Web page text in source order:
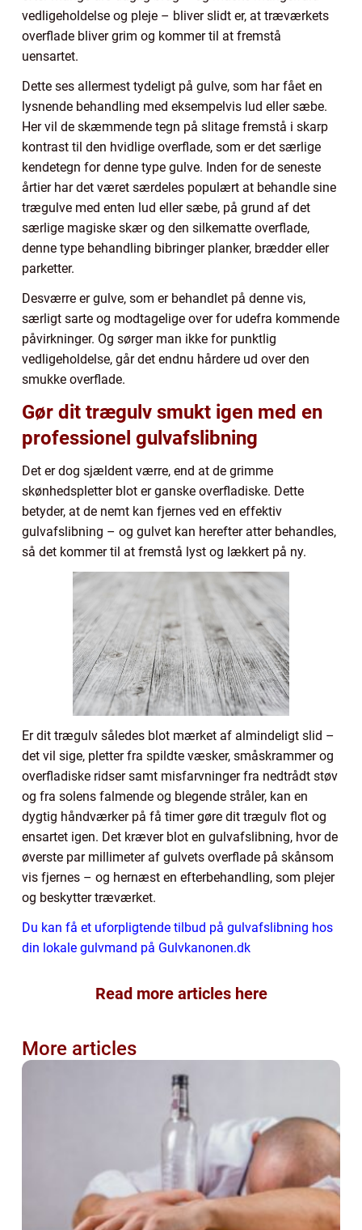
vedligeholdelse og pleje – bliver slidt er, at træværkets
overflade bliver grim og kommer til at fremstå
uensartet.
Dette ses allermest tydeligt på gulve, som har fået en
lysnende behandling med eksempelvis lud eller sæbe.
Her vil de skæmmende tegn på slitage fremstå i skarp
kontrast til den hvidlige overflade, som er det særlige
kendetegn for denne type gulve. Inden for de seneste
årtier har det været særdeles populært at behandle sine
trægulve med enten lud eller sæbe, på grund af det
særlige magiske skær og den silkematte overflade,
denne type behandling bibringer planker, brædder eller
parketter.
Desværre er gulve, som er behandlet på denne vis,
særligt sarte og modtagelige over for udefra kommende
påvirkninger. Og sørger man ikke for punktlig
vedligeholdelse, går det endnu hårdere ud over den
smukke overflade.
Gør dit trægulv smukt igen med en
professionel gulvafslibning
Det er dog sjældent værre, end at de grimme
skønhedspletter blot er ganske overfladiske. Dette
betyder, at de nemt kan fjernes ved en effektiv
gulvafslibning – og gulvet kan herefter atter behandles,
så det kommer til at fremstå lyst og lækkert på ny.
Er dit trægulv således blot mærket af almindeligt slid –
det vil sige, pletter fra spildte væsker, småskrammer og
overfladiske ridser samt misfarvninger fra nedtrådt støv
og fra solens falmende og blegende stråler, kan en
dygtig håndværker på få timer gøre dit trægulv flot og
ensartet igen. Det kræver blot en gulvafslibning, hvor de
øverste par millimeter af gulvets overflade på skånsom
vis fjernes – og hernæst en efterbehandling, som plejer
og beskytter træværket.
Du kan få et uforpligtende tilbud på gulvafslibning hos
din lokale gulvmand på Gulvkanonen.dk
Read more articles here
More articles